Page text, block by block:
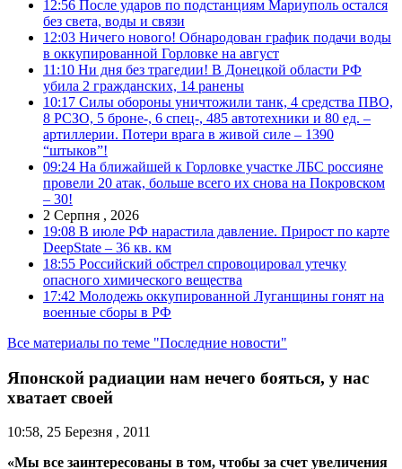
12:56 После ударов по подстанциям Мариуполь остался
без света, воды и связи
12:03 Ничего нового! Обнародован график подачи воды
в оккупированной Горловке на август
11:10 Ни дня без трагедии! В Донецкой области РФ
убила 2 гражданских, 14 ранены
10:17 Силы обороны уничтожили танк, 4 средства ПВО,
8 РСЗО, 5 броне-, 6 спец-, 485 автотехники и 80 ед. –
артиллерии. Потери врага в живой силе – 1390
“штыков”!
09:24 На ближайшей к Горловке участке ЛБС россияне
провели 20 атак, больше всего их снова на Покровском
– 30!
2 Серпня , 2026
19:08 В июле РФ нарастила давление. Прирост по карте
DeepState – 36 кв. км
18:55 Российский обстрел спровоцировал утечку
опасного химического вещества
17:42 Молодежь оккупированной Луганщины гонят на
военные сборы в РФ
Все материалы по теме "Последние новости"
Японской радиации нам нечего бояться, у нас
хватает своей
10:58, 25 Березня , 2011
«Мы все заинтересованы в том, чтобы за счет увеличения